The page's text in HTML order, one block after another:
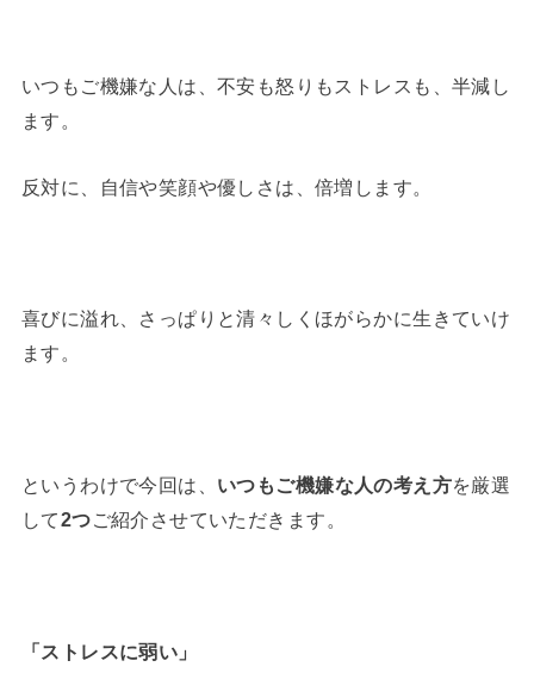
いつもご機嫌な人は、不安も怒りもストレスも、半減し
ます。
反対に、自信や笑顔や優しさは、倍増します。
喜びに溢れ、さっぱりと清々しくほがらかに生きていけ
ます。
というわけで今回は、 いつもご機嫌な人の考え方を厳選
して2つご紹介させていただきます。
「ストレスに弱い」